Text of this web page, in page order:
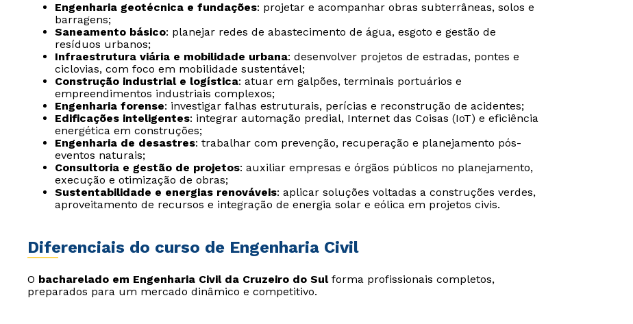
Engenharia geotécnica e fundações: projetar e acompanhar obras subterrâneas, solos e
barragens;
Saneamento básico: planejar redes de abastecimento de água, esgoto e gestão de
resíduos urbanos;
Infraestrutura viária e mobilidade urbana: desenvolver projetos de estradas, pontes e
ciclovias, com foco em mobilidade sustentável;
Construção industrial e logística: atuar em galpões, terminais portuários e
empreendimentos industriais complexos;
Engenharia forense: investigar falhas estruturais, perícias e reconstrução de acidentes;
Edificações inteligentes: integrar automação predial, Internet das Coisas (IoT) e eficiência
energética em construções;
Engenharia de desastres: trabalhar com prevenção, recuperação e planejamento pós-
eventos naturais;
Consultoria e gestão de projetos: auxiliar empresas e órgãos públicos no planejamento,
execução e otimização de obras;
Sustentabilidade e energias renováveis: aplicar soluções voltadas a construções verdes,
aproveitamento de recursos e integração de energia solar e eólica em projetos civis.
Diferenciais do curso de Engenharia Civil
O bacharelado em Engenharia Civil da Cruzeiro do Sulforma profissionais completos,
preparados para um mercado dinâmico e competitivo.
Rápido e fácil
ou
Estou de acordo com aPolítica de Privacidade.
Rápido e fácil
ou
Estou de acordo com aPolítica de Privacidade.